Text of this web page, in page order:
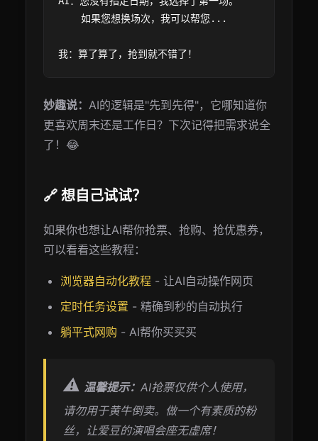
    如果您想换场次，我可以帮您...
妙趣说： AI的逻辑是"先到先得"，它哪知道你
更喜欢周末还是工作日？下次记得把需求说全
了！😂
🔗 想自己试试？
如果你也想让AI帮你抢票、抢购、抢优惠券，
可以看看这些教程：
浏览器自动化教程 - 让AI自动操作网页
定时任务设置 - 精确到秒的自动执行
躺平式网购 - AI帮你买买买
⚠️ 温馨提示： AI抢票仅供个人使用，
请勿用于黄牛倒卖。做一个有素质的粉
丝，让爱豆的演唱会座无虚席！